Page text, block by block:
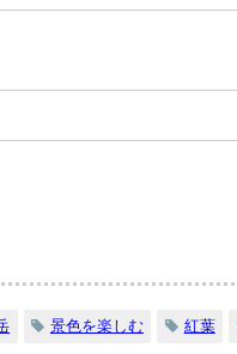
景色を楽しむ 紅葉